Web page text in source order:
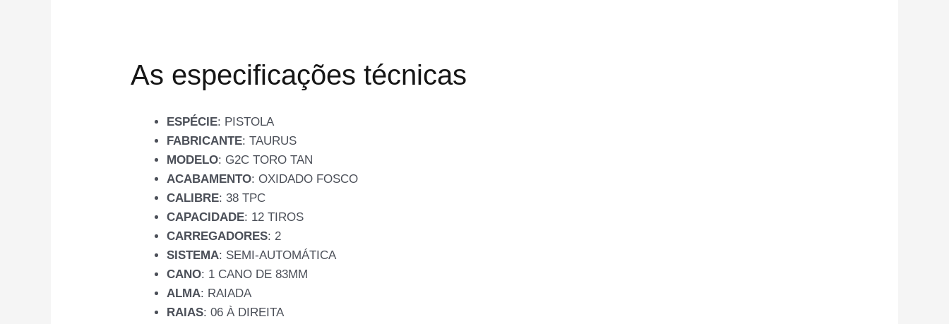
As especificações técnicas
ESPÉCIE: PISTOLA
FABRICANTE: TAURUS
MODELO: G2C TORO TAN
ACABAMENTO: OXIDADO FOSCO
CALIBRE: 38 TPC
CAPACIDADE: 12 TIROS
CARREGADORES: 2
SISTEMA: SEMI-AUTOMÁTICA
CANO: 1 CANO DE 83MM
ALMA: RAIADA
RAIAS: 06 À DIREITA